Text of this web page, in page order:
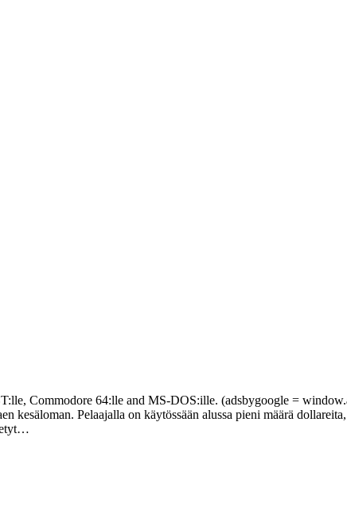
Commodore 64:lle and MS-DOS:ille. (adsbygoogle =
kesäloman. Pelaajalla on käytössään alussa pieni määrä